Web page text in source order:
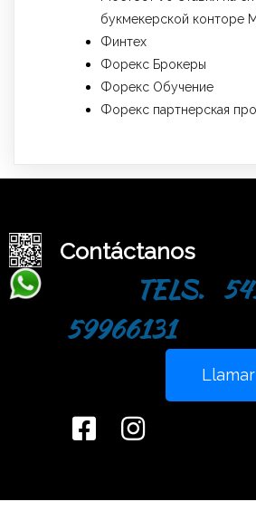
букмекерской конторе
Финтех
Форекс Брокеры
Форекс Обучение
Форекс партнерская
Contáctanos
TELS.
59966131
Llamar